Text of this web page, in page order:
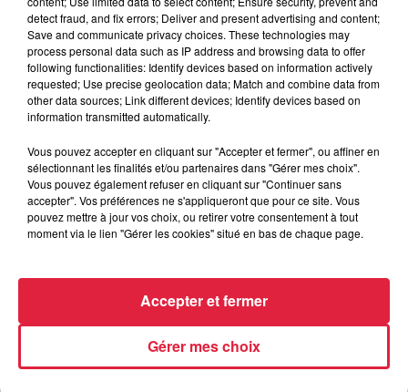
detect fraud, and fix errors; Deliver and present advertising and content;
Save and communicate privacy choices. These technologies may
process personal data such as IP address and browsing data to offer
following functionalities: Identify devices based on information actively
requested; Use precise geolocation data; Match and combine data from
other data sources; Link different devices; Identify devices based on
information transmitted automatically.
Vous pouvez accepter en cliquant sur "Accepter et fermer", ou affiner en
sélectionnant les finalités et/ou partenaires dans "Gérer mes choix".
Vous pouvez également refuser en cliquant sur "Continuer sans
accepter". Vos préférences ne s'appliqueront que pour ce site. Vous
pouvez mettre à jour vos choix, ou retirer votre consentement à tout
moment via le lien "Gérer les cookies" situé en bas de chaque page.
Gérer mes choix
Accepter et fermer